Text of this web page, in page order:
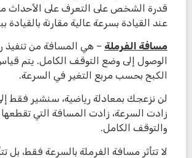
قدرة الشخص على التعرف على الأحداث
عند القيادة بسرعة عالية مقارنة بالقيادة
مسافة الفرملة – هي المسافة من تنفيذ
الوصول إلى وضع التوقف الكامل. يتم
الكبح بحسب مربع التغير في السرعة.
لن نزعجك بمعادلة رياضية، سنشير فقط
زادت السرعة، زادت المسافة التي
والتوقف الكامل.
لا تتأثر مسافة الفرملة بالسرعة فقط، بل